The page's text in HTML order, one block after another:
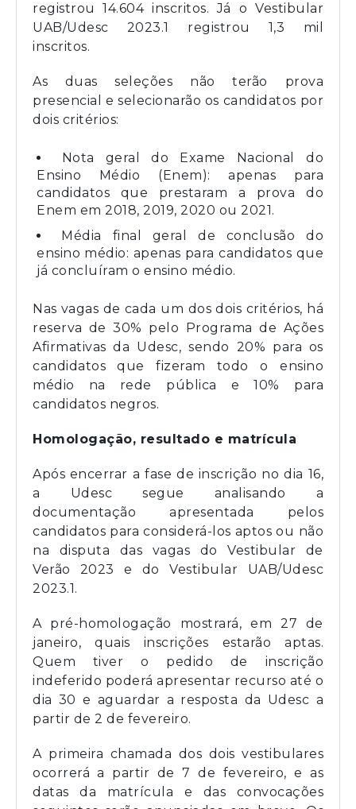
registrou 14.604 inscritos. Já o Vestibular
UAB/Udesc 2023.1 registrou 1,3 mil
inscritos.
As duas seleções não terão prova
presencial e selecionarão os candidatos por
dois critérios:
Nota geral do Exame Nacional do
Ensino Médio (Enem): apenas para
candidatos que prestaram a prova do
Enem em 2018, 2019, 2020 ou 2021.
Média final geral de conclusão do
ensino médio: apenas para candidatos que
já concluíram o ensino médio.
Nas vagas de cada um dos dois critérios, há
reserva de 30% pelo Programa de Ações
Afirmativas da Udesc, sendo 20% para os
candidatos que fizeram todo o ensino
médio na rede pública e 10% para
candidatos negros.
Homologação, resultado e matrícula
Após encerrar a fase de inscrição no dia 16,
a Udesc segue analisando a
documentação apresentada pelos
candidatos para considerá-los aptos ou não
na disputa das vagas do Vestibular de
Verão 2023 e do Vestibular UAB/Udesc
2023.1.
A pré-homologação mostrará, em 27 de
janeiro, quais inscrições estarão aptas.
Quem tiver o pedido de inscrição
indeferido poderá apresentar recurso até o
dia 30 e aguardar a resposta da Udesc a
partir de 2 de fevereiro.
A primeira chamada dos dois vestibulares
ocorrerá a partir de 7 de fevereiro, e as
datas da matrícula e das convocações